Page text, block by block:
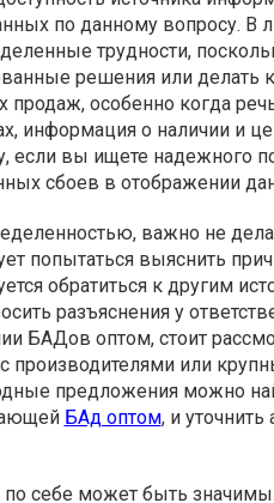
по данному вопросу. В
трудности,
решения или делать
особенно когда
информация о наличии и
если вы ищете надежного
сбоев в отображении
важно не
попытаться выяснить
обратиться к другим
разъяснения у
БАДов оптом, стоит
производителями или
предложения можно
БАд оптом, и уточнить
по себе может быть